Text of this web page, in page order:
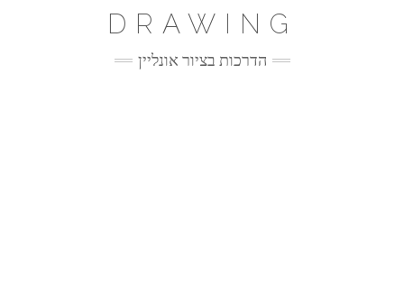
DRAWING
הדרכות בציור אונליין